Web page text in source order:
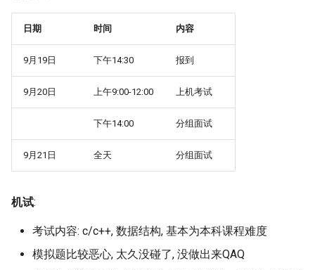
日期 时间 内容
9月19日 下午14:30 报到
9月20日 上午9:00-12:00 上机考试
下午14:00 分组面试
9月21日 全天 分组面试
机试:
考试内容: c/c++, 数据结构, 基本为本科课程难度
模拟题比较恶心, 太久没碰了, 没做出来QAQ